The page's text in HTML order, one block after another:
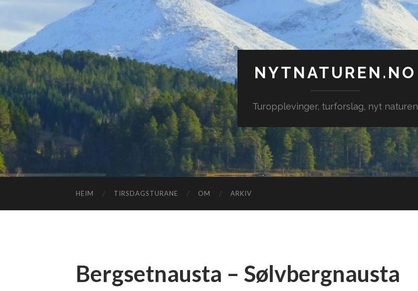
NYTNATUREN.NO
Turopplevinger, turforslag, nyt naturen
HEIM TIRSDAGSTURANE OM ARKIV
Bergsetnausta – Sølvbergnausta